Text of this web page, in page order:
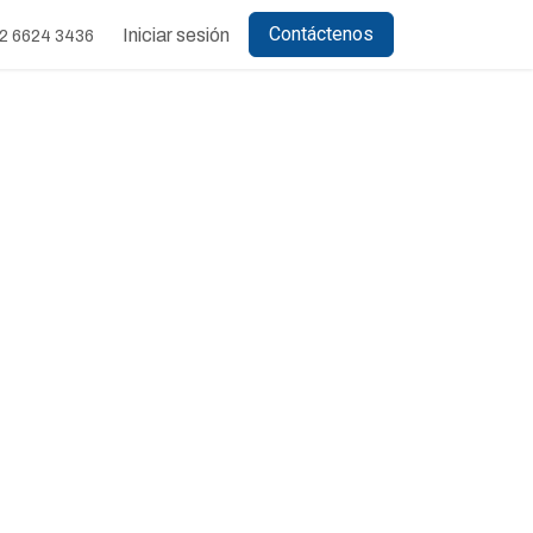
6624 3436 Iniciar sesión Contáctenos